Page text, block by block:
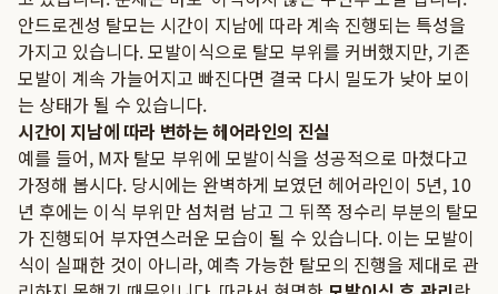
안드로겐성 탈모는 시간이 지남에 따라 계속 진행되는 특성을
가지고 있습니다. 모발이식으로 탈모 부위를 커버했지만, 기존
모발이 계속 가늘어지고 빠진다면 결국 다시 밀도가 낮아 보이
는 상태가 될 수 있습니다.
시간이 지남에 따라 변하는 헤어라인의 진실
예를 들어, M자 탈모 부위에 모발이식을 성공적으로 마쳤다고
가정해 봅시다. 당시에는 완벽하게 보였던 헤어라인이 5년, 10
년 후에는 이식 부위만 섬처럼 남고 그 뒤쪽 정수리 부분의 탈모
가 진행되어 부자연스러운 모습이 될 수 있습니다. 이는 모발이
식이 실패한 것이 아니라, 예측 가능한 탈모의 진행을 제대로 관